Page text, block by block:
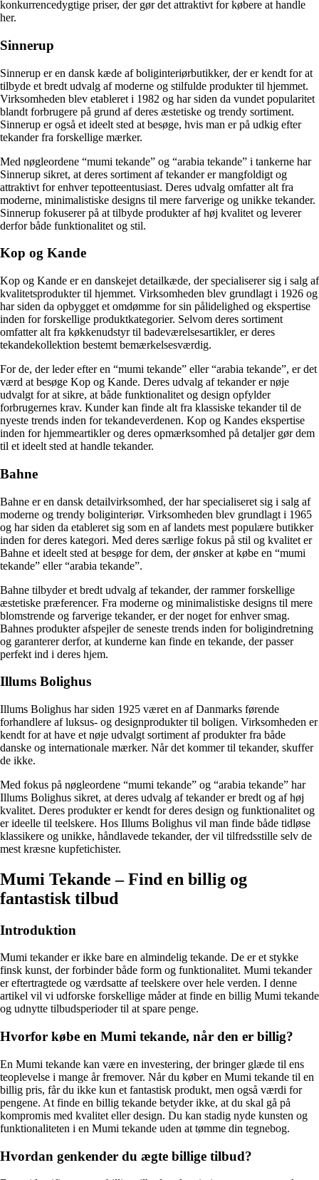
konkurrencedygtige priser, der gør det attraktivt for købere at handle
her.
Sinnerup
Sinnerup er en dansk kæde af boliginteriørbutikker, der er kendt for at
tilbyde et bredt udvalg af moderne og stilfulde produkter til hjemmet.
Virksomheden blev etableret i 1982 og har siden da vundet popularitet
blandt forbrugere på grund af deres æstetiske og trendy sortiment.
Sinnerup er også et ideelt sted at besøge, hvis man er på udkig efter
tekander fra forskellige mærker.
Med nøgleordene “mumi tekande” og “arabia tekande” i tankerne har
Sinnerup sikret, at deres sortiment af tekander er mangfoldigt og
attraktivt for enhver tepotteentusiast. Deres udvalg omfatter alt fra
moderne, minimalistiske designs til mere farverige og unikke tekander.
Sinnerup fokuserer på at tilbyde produkter af høj kvalitet og leverer
derfor både funktionalitet og stil.
Kop og Kande
Kop og Kande er en danskejet detailkæde, der specialiserer sig i salg af
kvalitetsprodukter til hjemmet. Virksomheden blev grundlagt i 1926 og
har siden da opbygget et omdømme for sin pålidelighed og ekspertise
inden for forskellige produktkategorier. Selvom deres sortiment
omfatter alt fra køkkenudstyr til badeværelsesartikler, er deres
tekandekollektion bestemt bemærkelsesværdig.
For de, der leder efter en “mumi tekande” eller “arabia tekande”, er det
værd at besøge Kop og Kande. Deres udvalg af tekander er nøje
udvalgt for at sikre, at både funktionalitet og design opfylder
forbrugernes krav. Kunder kan finde alt fra klassiske tekander til de
nyeste trends inden for tekandeverdenen. Kop og Kandes ekspertise
inden for hjemmeartikler og deres opmærksomhed på detaljer gør dem
til et ideelt sted at handle tekander.
Bahne
Bahne er en dansk detailvirksomhed, der har specialiseret sig i salg af
moderne og trendy boliginteriør. Virksomheden blev grundlagt i 1965
og har siden da etableret sig som en af landets mest populære butikker
inden for deres kategori. Med deres særlige fokus på stil og kvalitet er
Bahne et ideelt sted at besøge for dem, der ønsker at købe en “mumi
tekande” eller “arabia tekande”.
Bahne tilbyder et bredt udvalg af tekander, der rammer forskellige
æstetiske præferencer. Fra moderne og minimalistiske designs til mere
blomstrende og farverige tekander, er der noget for enhver smag.
Bahnes produkter afspejler de seneste trends inden for boligindretning
og garanterer derfor, at kunderne kan finde en tekande, der passer
perfekt ind i deres hjem.
Illums Bolighus
Illums Bolighus har siden 1925 været en af Danmarks førende
forhandlere af luksus- og designprodukter til boligen. Virksomheden er
kendt for at have et nøje udvalgt sortiment af produkter fra både
danske og internationale mærker. Når det kommer til tekander, skuffer
de ikke.
Med fokus på nøgleordene “mumi tekande” og “arabia tekande” har
Illums Bolighus sikret, at deres udvalg af tekander er bredt og af høj
kvalitet. Deres produkter er kendt for deres design og funktionalitet og
er ideelle til teelskere. Hos Illums Bolighus vil man finde både tidløse
klassikere og unikke, håndlavede tekander, der vil tilfredsstille selv de
mest kræsne kupfetichister.
Mumi Tekande – Find en billig og
fantastisk tilbud
Introduktion
Mumi tekander er ikke bare en almindelig tekande. De er et stykke
finsk kunst, der forbinder både form og funktionalitet. Mumi tekander
er eftertragtede og værdsatte af teelskere over hele verden. I denne
artikel vil vi udforske forskellige måder at finde en billig Mumi tekande
og udnytte tilbudsperioder til at spare penge.
Hvorfor købe en Mumi tekande, når den er billig?
En Mumi tekande kan være en investering, der bringer glæde til ens
teoplevelse i mange år fremover. Når du køber en Mumi tekande til en
billig pris, får du ikke kun et fantastisk produkt, men også værdi for
pengene. At finde en billig tekande betyder ikke, at du skal gå på
kompromis med kvalitet eller design. Du kan stadig nyde kunsten og
funktionaliteten i en Mumi tekande uden at tømme din tegnebog.
Hvordan genkender du ægte billige tilbud?